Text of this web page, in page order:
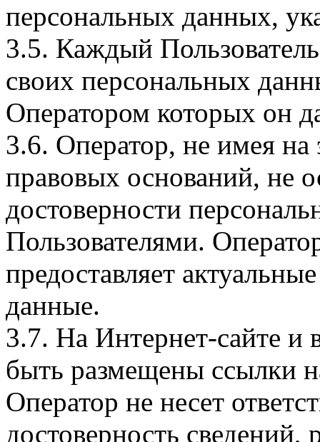
персональных данных,
3.5. Каждый
своих персональных
Оператором которых он
3.6. Оператор, не имея
правовых оснований, не
достоверности
Пользователями.
предоставляет
данные.
3.7. На Интернет-сайте
быть размещены ссылки
Оператор не несет
достоверность